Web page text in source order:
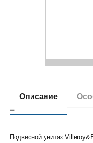
Описание
Подвесной унитаз